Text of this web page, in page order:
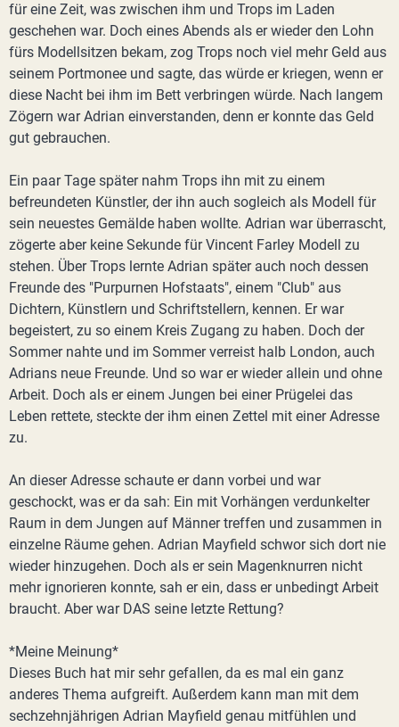
für eine Zeit, was zwischen ihm und Trops im Laden
geschehen war. Doch eines Abends als er wieder den Lohn
fürs Modellsitzen bekam, zog Trops noch viel mehr Geld aus
seinem Portmonee und sagte, das würde er kriegen, wenn er
diese Nacht bei ihm im Bett verbringen würde. Nach langem
Zögern war Adrian einverstanden, denn er konnte das Geld
gut gebrauchen.
Ein paar Tage später nahm Trops ihn mit zu einem
befreundeten Künstler, der ihn auch sogleich als Modell für
sein neuestes Gemälde haben wollte. Adrian war überrascht,
zögerte aber keine Sekunde für Vincent Farley Modell zu
stehen. Über Trops lernte Adrian später auch noch dessen
Freunde des "Purpurnen Hofstaats", einem "Club" aus
Dichtern, Künstlern und Schriftstellern, kennen. Er war
begeistert, zu so einem Kreis Zugang zu haben. Doch der
Sommer nahte und im Sommer verreist halb London, auch
Adrians neue Freunde. Und so war er wieder allein und ohne
Arbeit. Doch als er einem Jungen bei einer Prügelei das
Leben rettete, steckte der ihm einen Zettel mit einer Adresse
zu.
An dieser Adresse schaute er dann vorbei und war
geschockt, was er da sah: Ein mit Vorhängen verdunkelter
Raum in dem Jungen auf Männer treffen und zusammen in
einzelne Räume gehen. Adrian Mayfield schwor sich dort nie
wieder hinzugehen. Doch als er sein Magenknurren nicht
mehr ignorieren konnte, sah er ein, dass er unbedingt Arbeit
braucht. Aber war DAS seine letzte Rettung?
*Meine Meinung*
Dieses Buch hat mir sehr gefallen, da es mal ein ganz
anderes Thema aufgreift. Außerdem kann man mit dem
sechzehnjährigen Adrian Mayfield genau mitfühlen und